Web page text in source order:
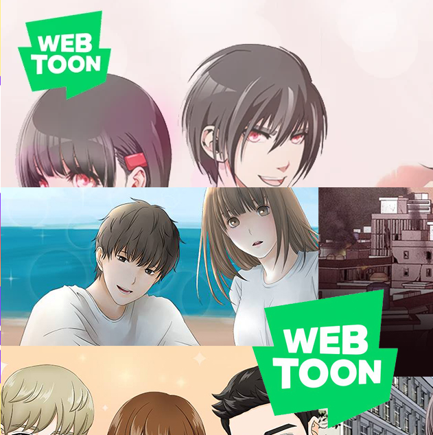
“CHANGE” เมื่อผู้ชายที่ต่อสู้เก่งเป็นอันดับ1 กลายมาเป็นสาวน่ารักจนใครๆ ก็
ต้องเหลียวมอง !! (Webtoon)
สวัสดีครับวันนี้กลับมาอีกครั้งกับการรีวิวการ์ตูนจาก Webtoon !! ก็เรื่องที่ผมหยิบยกมาวันนี้เป็นแนวชายสุด
โหดที่อยู่ดีๆ วันนึงกลายมาเป็นสาวน้อยที่สุดจะน่ารัก Change ครับผม ก็ถือว่าเป็นเรื่องนึงที่มีเรตติ้งค่อนข้างจะ
ดีเลยแหละ ก็ถ้าใครรู้จักเรื่องนี้และกำลังตัดสินใจว่าจะอ่านดีมั้ย ก็หวังว่าบทความต่อไปนี้จะทำให้คุณตัดสินใจ
ได้นะครับผม ก็อย่ามัวเสียเวลากันอยู่เลย เลื่อนลงไปอ่านกันเลยจ้าาาาาา !! ชื่อเรื่อง Change เรตติ้งปัจจุบัน
9.86 ผู้แต่ง JINONE ปัจจุบันมี 90 ตอน แนะนำตัวละคร คิมยองฮี(ร่างหญิง) / คิมซอลอู(ร่างชาย) คิมซอลอู
ชายหนุ่มที่แข็งแกร่งและเป็นนักสู้อันดับ 1 ของโรงเรียนวันนึงเค้าถูกสายฟ้าผ่าลงมาที่ตัวของเค้าจนสลบไป จน
กระทั่งเค้าตื่นขึ้นมาได้พบว่าตัวเองกลายเป็นผู้หญิงไปเสียแล้ว ฮานึลพารัน ลูกคนรวยประจำโรงเรียน เป็นคนที่
รู้ว่าคิมยองฮีจริงๆ แล้วเป็นผู้ชาย แต่ว่าถึงจะรู้เค้าก็ยังตามจีบยองฮีไม่เลิก แพกยอนอู หนุ่มหล่อที่แพทสภาส่ง
มาให้ดูแล คิมยองฮี เนื้อเรื่องย่อ คิมซอลอู ในระหว่างที่เค้าได้ชูแหวนสัญญากับอดีตคู่หูของเค้าว่าจะเป็นอันดับ
1 ของประเทศในเรื่องการต่อสู้ แต่ทว่าแหวนวงนั้นกลับเป็นสายล่อฟ้า ทำให้ฟ้าผ่ามาที่ตัวของเค้าทำให้เค้ากลับ
กลายเป็นสาวน้อยที่น่ารักโคตรๆ คิมซอนอู ตกใจมากที่ร่างกายของตัวเองเป็นแบบนี้ จึงได้ถามหมอถึงวิธีที่จะ
กลับไปร่างเดิม แต่หมอจะขอศึกษาร่างกายของ คิมซอนอู เพราะไม่เคยเกิดเหตุการณ์แบบนี้มาก่อน คิมซอนอู
ต้องยอมเพราะหากเค้าไม่ยอมจะต้องเสียค่าใช้จ่ายในการรักษาหลายล้าน ทำให้เค้าต้องใช้ชีวิตในร่างผู้หญิง
และเปลี่ยนชื่อเป็น คิมยองฮี จากนั้นชีวิตวุ่นๆ…
นัทธพงศ์ มีแต้ม| 2888 days ago
Read More
แนะนำ 4 เรื่องราวใหม่ล่าสุดจาก WEBTOON บอกเลยว่าห้ามพลาดดดดด !!! (เว็บ
ตูน)
Yo ! กลับมาเจอกันอีกครั้งนะครับ และวันนี้ผมก็หยิบเอาเรื่องราวการ์ตูนใหม่แกะกล่อง จาก WEBTOON แอพ
พลิเคชั่นอ่านการ์ตูนบนมือถือ ที่แสนจะอ่านง่ายสะดวกสบายมาฝากเพื่อนๆ นักอ่านอีกเช่นเคย !!บอกได้เลยว่า
4 เรื่องที่จะนำมาแนะนำกันในวันนี้ ครบทุกรสชาติ ชวนติดตามทุกเรื่อง แน่นอน !! เอาล่ะ ถ้าพร้อมแล้วแล้ว
ก็ตามผมมาเล้ยย 1.Change ผู้แต่ง - Jinone เรตติ้งปัจจุบัน - 9.87 คะแนนความชอบส่วนตัว - 7.5 / 10 เรื่อง
ราวของ 'คิมชอลซู' เด็กหนุ่มผู้มีความแข็งแกร่งเป็นพรสวรรค์ และเขาก็ช่างภาคภูมิใจกับตำแหน่ง 'ผู้ที่
แข็งแกร่งที่สุดในโรงเรียนคนต่อไป ' ซะเหลือเกิน โดยที่เขาฝันไว้ว่าวันหนึ่งเขาจะต้องกลายเป็นที่น่าเกรงขาม
ของทุกคนให้ได้ !! แต่ก็ฝันได้ไม่นาน เขากลับถูกฟ้าผ่าเข้าอย่างจังจนร่างกายบาดเจ็บสาหัส ความโชคดีที่ยัง
เหลืออยู่คือเขายังไม่ตาย ! แต่ความโชคร้ายที่ยิ่งกว่าก็คือ เขาตื่นขึ้นมาแล้วพบว่าตัวเองกลายเป็นผู้หญิงไปซะ
อย่างนั้น แล้วทีนี้เขาจะทำยังไงกับชีวิตต่อไปล่ะเนี่ย !!! โดยส่วนตัวแล้วผมชอบไอเดียของเนื้อเรื่องนี้ ที่สร้าง
อุปสรรคให้ตัวเอกได้ปวดสมองมากๆ เราจึงรู้สึกสนุกทุกครั้งที่ตัวเอกจะต้องเจอสถานการณ์แปลกๆ ที่คนอ่าน
ก็คาดเดาได้ยากเช่นกัน การ์ตูนมีความโดดเด่นด้วยลายเส้นที่มีเอกลักษณ์ และสีสันสดใส ทำให้น่าอ่านมากขึ้น
เรียกได้ว่าสวยก็สวยสุดๆ…
นัทธพงศ์ มีแต้ม| 3142 days ago